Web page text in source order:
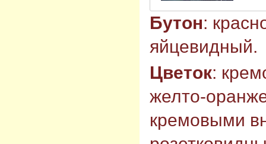
Бутон:
яйцевидный.
Цветок:
желто-
кремовыми